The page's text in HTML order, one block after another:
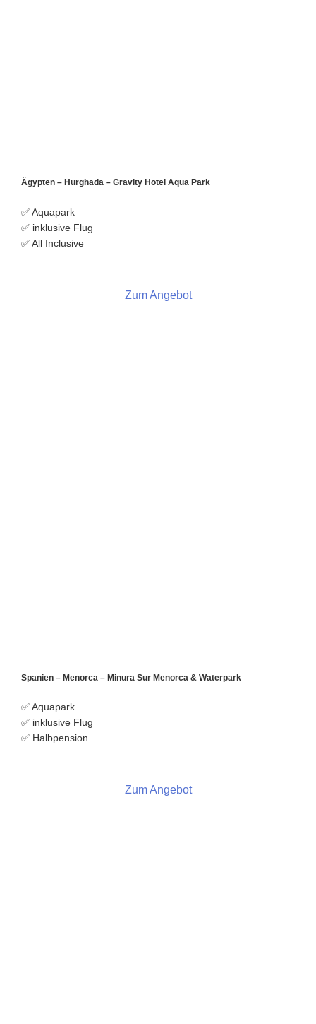
Ägypten – Hurghada – Gravity Hotel Aqua Park
✅ Aquapark
✅ inklusive Flug
✅ All Inclusive
Zum Angebot
Spanien – Menorca – Minura Sur Menorca & Waterpark
✅ Aquapark
✅ inklusive Flug
✅ Halbpension
Zum Angebot